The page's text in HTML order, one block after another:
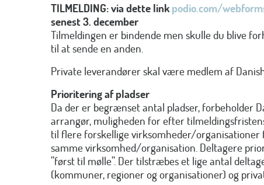
TILMELDING: via dette link podio.com/
senest 3. december
Tilmeldingen er bindende men skulle du blive
til at sende en anden.
Private leverandører skal være medlem af
Prioritering af pladser
Da der er begrænset antal pladser, forbeholder
arrangør, muligheden for efter
til flere forskellige virksomheder/
samme virksomhed/organisation. Deltagere
”først til mølle”. Der tilstræbes et lige antal
(kommuner, regioner og organisationer) og